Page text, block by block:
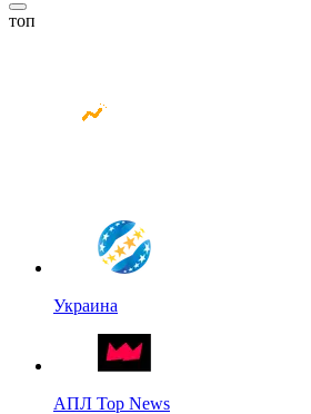
топ
Украина
АПЛ Top News